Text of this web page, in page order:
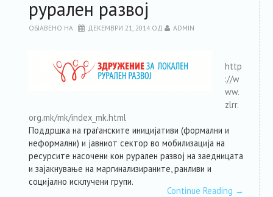
рурален развој
ОБЈАВЕНО НА ДЕКЕМВРИ 21, 2014ОД ADMIN
http
://w
ww.
zlrr.
org.mk/mk/index_mk.html
Поддршка на граѓанските иницијативи (формални и
неформални) и јавниот сектор во мобилизација на
ресурсите насочени кон рурален развој на заедницата
и зајакнување на маргинализираните, ранливи и
социјално исклучени групи.
Continue Reading →